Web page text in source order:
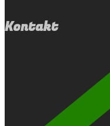
Kontakt